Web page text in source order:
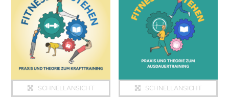
SCHNELLANSICHT SCHNELLANSICHT